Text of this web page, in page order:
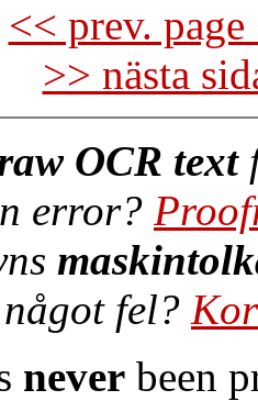
<< prev.
>> nästa
OCR text
error?
fel?
never been